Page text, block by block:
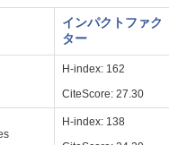
インパクトファク
ター
H-index: 162
CiteScore: 27.30
H-index: 138